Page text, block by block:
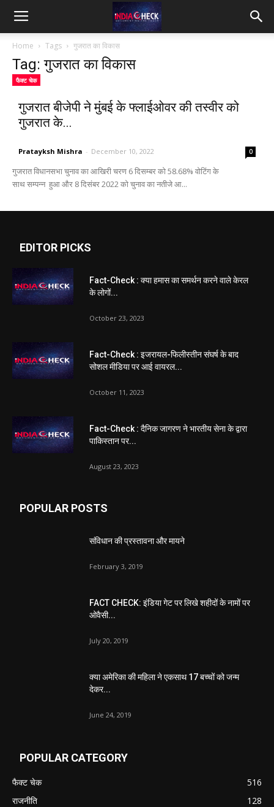
IndiaCheck
Home Tags गुजरात का विकास
Tag: गुजरात का विकास
फैक्ट चेक
गुजरात बीजेपी ने मुंबई के फ्लाईओवर की तस्वीर को
गुजरात के...
Pratayksh Mishra - December 10, 2022 0
गुजरात विधानसभा चुनाव का आखिरी चरण 6 दिसम्बर को 58.68% वोटिंग के
साथ सम्पन्न हुआ और 8 दिसंबर 2022 को चुनाव का नतीजे आ...
EDITOR PICKS
Fact-Check : क्या हमास का समर्थन करने वाले केरल
के लोगों...
October 23, 2023
Fact-Check : इजरायल-फिलीस्तीन संघर्ष के बाद
सोशल मीडिया पर आई वायरल...
October 11, 2023
Fact-Check : दैनिक जागरण ने भारतीय सेना के द्वारा
पाकिस्तान पर...
August 23, 2023
POPULAR POSTS
संविधान की प्रस्तावना और मायने
February 3, 2019
FACT CHECK: इंडिया गेट पर लिखे शहीदों के नामों पर
ओवैसी...
July 20, 2019
क्या अमेरिका की महिला ने एकसाथ 17 बच्चों को जन्म
देकर...
June 24, 2019
POPULAR CATEGORY
फैक्ट चेक
516
राजनीति
128